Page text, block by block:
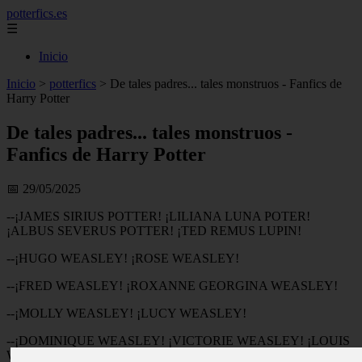
potterfics.es
☰
Inicio
Inicio > potterfics > De tales padres... tales monstruos - Fanfics de
Harry Potter
De tales padres... tales monstruos -
Fanfics de Harry Potter
📅 29/05/2025
--¡JAMES SIRIUS POTTER! ¡LILIANA LUNA POTER!
¡ALBUS SEVERUS POTTER! ¡TED REMUS LUPIN!
--¡HUGO WEASLEY! ¡ROSE WEASLEY!
--¡FRED WEASLEY! ¡ROXANNE GEORGINA WEASLEY!
--¡MOLLY WEASLEY! ¡LUCY WEASLEY!
--¡DOMINIQUE WEASLEY! ¡VICTORIE WEASLEY! ¡LOUIS
WEASLEY!